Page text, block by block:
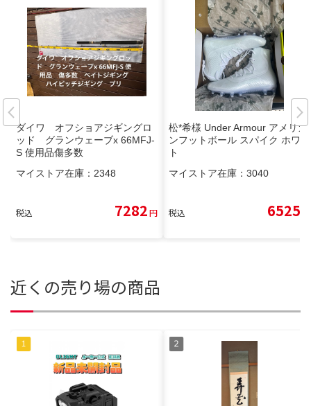
ダイワ オフショアジギングロ
ッド グランウェーブx 66MFJ-
S 使用品傷多数
マイストア在庫： 2348
税込 7282円
松*希様 Under Armour アメリカ
ンフットボール スパイク ホワイ
ト
マイストア在庫： 3040
税込 6525
近くの売り場の商品